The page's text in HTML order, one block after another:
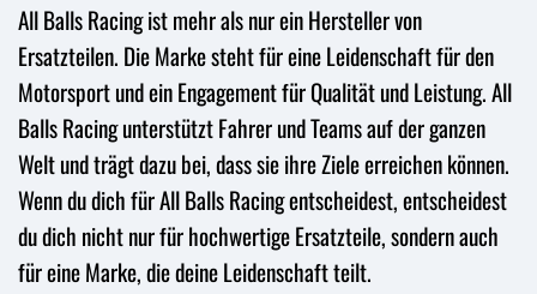
All Balls Racing ist mehr als nur ein Hersteller von
Ersatzteilen. Die Marke steht für eine Leidenschaft für den
Motorsport und ein Engagement für Qualität und Leistung. All
Balls Racing unterstützt Fahrer und Teams auf der ganzen
Welt und trägt dazu bei, dass sie ihre Ziele erreichen können.
Wenn du dich für All Balls Racing entscheidest, entscheidest
du dich nicht nur für hochwertige Ersatzteile, sondern auch
für eine Marke, die deine Leidenschaft teilt.